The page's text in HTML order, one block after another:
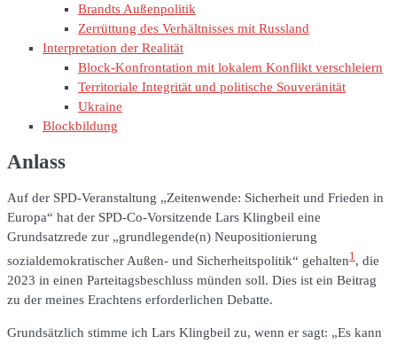
Brandts Außenpolitik
Zerrüttung des Verhältnisses mit Russland
Interpretation der Realität
Block-Konfrontation mit lokalem Konflikt verschleiern
Territoriale Integrität und politische Souveränität
Ukraine
Blockbildung
Anlass
Auf der SPD-Veranstaltung „Zeitenwende: Sicherheit und Frieden in
Europa“ hat der SPD-Co-Vorsitzende Lars Klingbeil eine
Grundsatzrede zur „grundlegende(n) Neupositionierung
sozialdemokratischer Außen- und Sicherheitspolitik“ gehalten1, die
2023 in einen Parteitagsbeschluss münden soll. Dies ist ein Beitrag
zu der meines Erachtens erforderlichen Debatte.
Grundsätzlich stimme ich Lars Klingbeil zu, wenn er sagt: „Es kann